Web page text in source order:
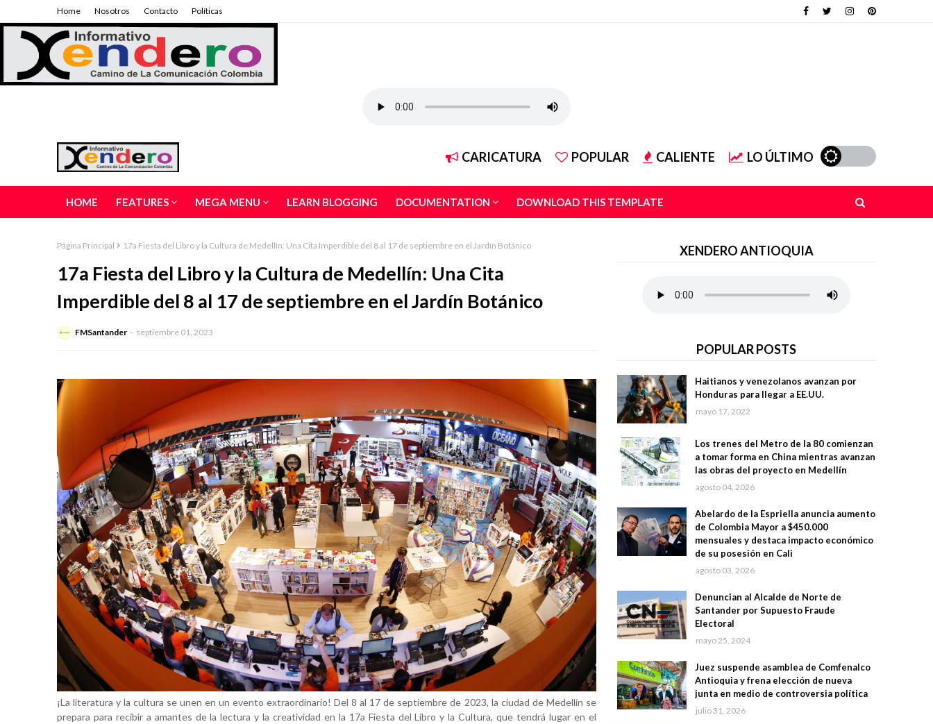
Home Nosotros Contacto Políticas
CARICATURA POPULAR CALIENTE LO ÚLTIMO
HOME FEATURES MEGA MENU LEARN BLOGGING DOCUMENTATION DOWNLOAD THIS TEMPLATE
Página Principal 17a Fiesta del Libro y la Cultura de Medellín: Una Cita Imperdible del 8 al 17 de septiembre en el Jardín Botánico
17a Fiesta del Libro y la Cultura de Medellín: Una Cita
Imperdible del 8 al 17 de septiembre en el Jardín Botánico
FMSantander septiembre 01, 2023
¡La literatura y la cultura se unen en un evento extraordinario! Del 8 al 17 de septiembre de 2023, la ciudad de Medellín se
prepara para recibir a amantes de la lectura y la creatividad en la 17a Fiesta del Libro y la Cultura, que tendrá lugar en el
XENDERO ANTIOQUIA
POPULAR POSTS
Haitianos y venezolanos avanzan por
Honduras para llegar a EE.UU.
mayo 17, 2022
Los trenes del Metro de la 80 comienzan
a tomar forma en China mientras avanzan
las obras del proyecto en Medellín
agosto 04, 2026
Abelardo de la Espriella anuncia aumento
de Colombia Mayor a $450.000
mensuales y destaca impacto económico
de su posesión en Cali
agosto 03, 2026
Denuncian al Alcalde de Norte de
Santander por Supuesto Fraude
Electoral
mayo 25, 2024
Juez suspende asamblea de Comfenalco
Antioquia y frena elección de nueva
junta en medio de controversia política
julio 31, 2026